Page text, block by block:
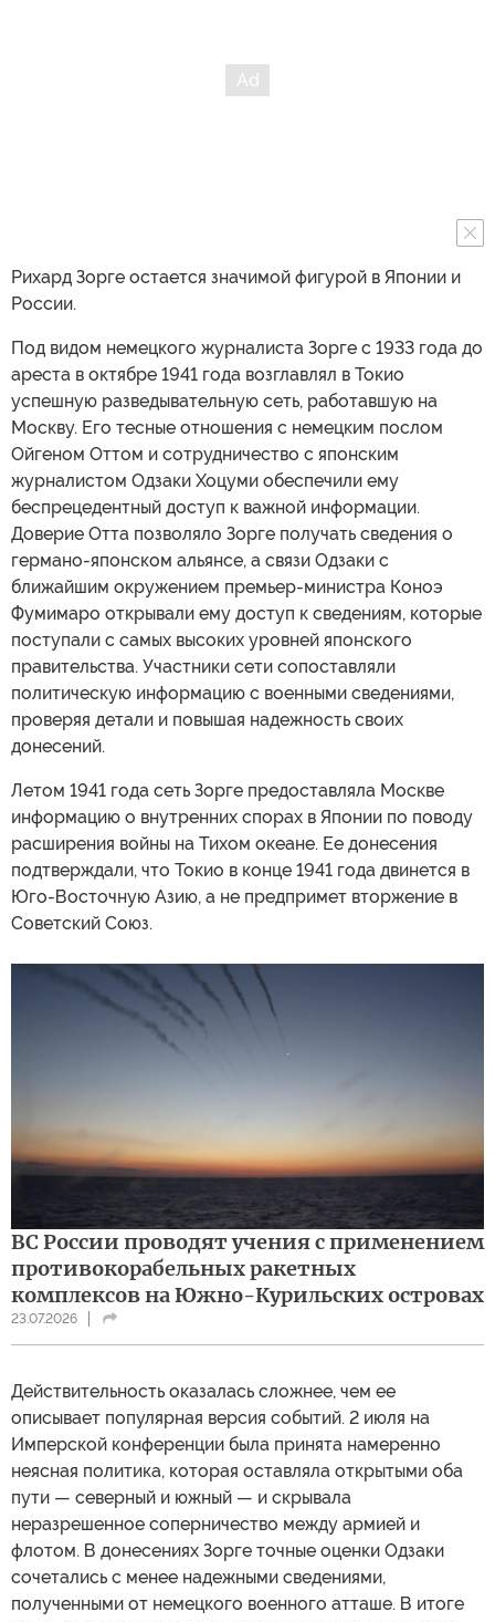
Рихард Зорге остается значимой фигурой в Японии и
России.
Под видом немецкого журналиста Зорге с 1933 года до
ареста в октябре 1941 года возглавлял в Токио
успешную разведывательную сеть, работавшую на
Москву. Его тесные отношения с немецким послом
Ойгеном Оттом и сотрудничество с японским
журналистом Одзаки Хоцуми обеспечили ему
беспрецедентный доступ к важной информации.
Доверие Отта позволяло Зорге получать сведения о
германо-японском альянсе, а связи Одзаки с
ближайшим окружением премьер-министра Коноэ
Фумимаро открывали ему доступ к сведениям, которые
поступали с самых высоких уровней японского
правительства. Участники сети сопоставляли
политическую информацию с военными сведениями,
проверяя детали и повышая надежность своих
донесений.
Летом 1941 года сеть Зорге предоставляла Москве
информацию о внутренних спорах в Японии по поводу
расширения войны на Тихом океане. Ее донесения
подтверждали, что Токио в конце 1941 года двинется в
Юго-Восточную Азию, а не предпримет вторжение в
Советский Союз.
ВС России проводят учения с применением
противокорабельных ракетных
комплексов на Южно-Курильских островах
23.07.2026
Действительность оказалась сложнее, чем ее
описывает популярная версия событий. 2 июля на
Имперской конференции была принята намеренно
неясная политика, которая оставляла открытыми оба
пути — северный и южный — и скрывала
неразрешенное соперничество между армией и
флотом. В донесениях Зорге точные оценки Одзаки
сочетались с менее надежными сведениями,
полученными от немецкого военного атташе. В итоге